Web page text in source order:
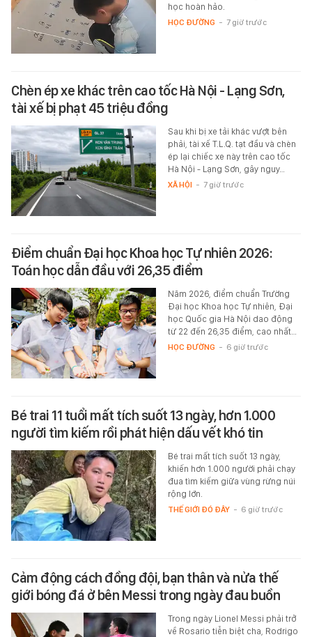
học hoàn hảo.
HỌC ĐƯỜNG - 7 giờ trước
Chèn ép xe khác trên cao tốc Hà Nội - Lạng Sơn,
tài xế bị phạt 45 triệu đồng
Sau khi bị xe tải khác vượt bên
phải, tài xế T.L.Q. tạt đầu và chèn
ép lại chiếc xe này trên cao tốc
Hà Nội - Lạng Sơn, gây nguy…
XÃ HỘI - 7 giờ trước
Điểm chuẩn Đại học Khoa học Tự nhiên 2026:
Toán học dẫn đầu với 26,35 điểm
Năm 2026, điểm chuẩn Trường
Đại học Khoa học Tự nhiên, Đại
học Quốc gia Hà Nội dao động
từ 22 đến 26,35 điểm, cao nhất…
HỌC ĐƯỜNG - 6 giờ trước
Bé trai 11 tuổi mất tích suốt 13 ngày, hơn 1.000
người tìm kiếm rồi phát hiện dấu vết khó tin
Bé trai mất tích suốt 13 ngày,
khiến hơn 1.000 người phải chạy
đua tìm kiếm giữa vùng rừng núi
rộng lớn.
THẾ GIỚI ĐÓ ĐÂY - 6 giờ trước
Cảm động cách đồng đội, bạn thân và nửa thế
giới bóng đá ở bên Messi trong ngày đau buồn
Trong ngày Lionel Messi phải trở
về Rosario tiễn biệt cha, Rodrigo